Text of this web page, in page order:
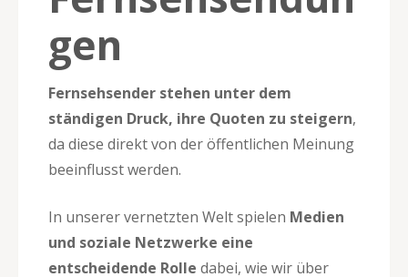
gen
Fernsehsender stehen unter dem
ständigen Druck, ihre Quoten zu steigern,
da diese direkt von der öffentlichen Meinung
beeinflusst werden.
In unserer vernetzten Welt spielen Medien
und soziale Netzwerke eine
entscheidende Rolle dabei, wie wir über